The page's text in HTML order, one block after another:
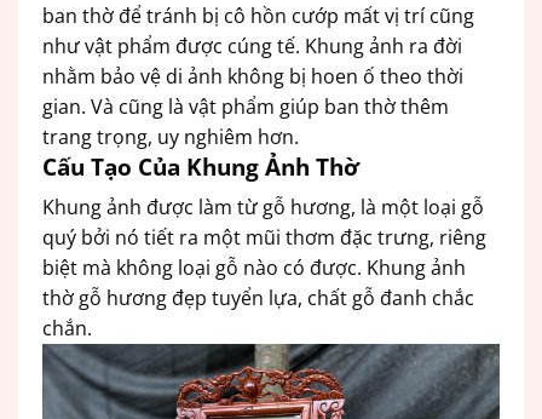
ban thờ để tránh bị cô hồn cướp mất vị trí cũng
như vật phẩm được cúng tế. Khung ảnh ra đời
nhằm bảo vệ di ảnh không bị hoen ố theo thời
gian. Và cũng là vật phẩm giúp ban thờ thêm
trang trọng, uy nghiêm hơn.
Cấu Tạo Của Khung Ảnh Thờ
Khung ảnh được làm từ gỗ hương, là một loại gỗ
quý bởi nó tiết ra một mũi thơm đặc trưng, riêng
biệt mà không loại gỗ nào có được. Khung ảnh
thờ gỗ hương đẹp tuyển lựa, chất gỗ đanh chắc
chắn.